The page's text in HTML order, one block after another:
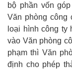
bộ phần vốn
Văn phòng công
loại hình công ty
vào Văn phòng
phạm thì Văn
định cho phép